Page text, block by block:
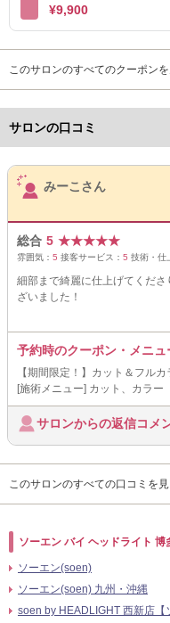
¥9,900
このサロンのすべてのクーポン
サロンの口コミ
サロンPick Up
みーこさん
総合 5 ★★★★★
雰囲気： 5 接客サービス： 5 技術・仕
細部まで綺麗に仕上げてくだ
ざいました！
予約時のクーポン・メニュ
【期間限定！】カット＆フ
[施術メニュー] カット、カラー
サロンからの返信コメ
このサロンのすべての口コミを
ソーエン バイ ヘッドライト
ソーエン(soen)
ソーエン(soen) 九州・沖縄
soen by HEADLIGHT 西新店【